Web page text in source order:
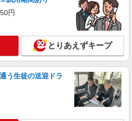
リハビリ補助などのデイサービス
1600円〜2250円 ＜日払い有/週払い有/交
(ガソリン代含む)＞
中区≪最寄駅：根岸駅≫
詳細を見る
円
とりあえずキープ
う生徒の送迎ドラ